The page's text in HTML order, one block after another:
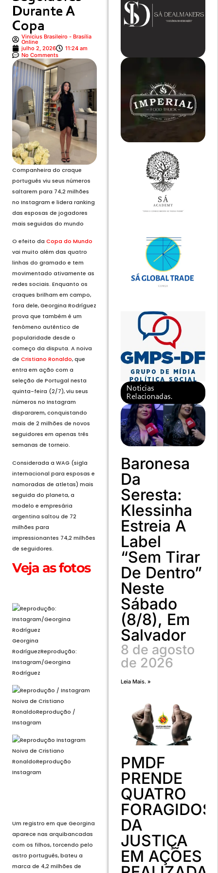
Durante A
Copa
Vinícius Brasileiro - Brasília
Online
julho 2, 2026
11:24 am
No Comments
Companheira do craque
português viu seus números
saltarem para 74,2 milhões
no Instagram e lidera ranking
das esposas de jogadores
mais seguidas do mundo
O efeito da Copa do Mundo
vai muito além das quatro
linhas do gramado e tem
movimentado ativamente as
redes sociais. Enquanto os
craques brilham em campo,
fora dele, Georgina Rodríguez
prova que também é um
fenômeno autêntico de
popularidade desde o
começo da disputa. A noiva
de Cristiano Ronaldo, que
entra em ação com a
seleção de Portugal nesta
quinta-feira (2/7), viu seus
números no Instagram
dispararem, conquistando
mais de 2 milhões de novos
seguidores em apenas três
semanas de torneio.
Considerada a WAG (sigla
internacional para esposas e
namoradas de atletas) mais
seguida do planeta, a
modelo e empresária
argentina saltou de 72
milhões para
impressionantes 74,2 milhões
de seguidores.
Veja as fotos
Georgina
RodríguezReprodução:
Instagram/Georgina
Rodríguez
Noiva de Cristiano
RonaldoReprodução /
Instagram
Noiva de Cristiano
RonaldoReprodução
Instagram
Um registro em que Georgina
aparece nas arquibancadas
com os filhos, torcendo pelo
astro português, bateu a
marca de 4,2 milhões de
Noticias
Relacionadas.
Baronesa
Da
Seresta:
Klessinha
Estreia A
Label
“Sem Tirar
De Dentro”
Neste
Sábado
(8/8), Em
Salvador
8 de agosto
de 2026
Leia Mais. »
PMDF
PRENDE
QUATRO
FORAGIDOS
DA
JUSTIÇA
EM AÇÕES